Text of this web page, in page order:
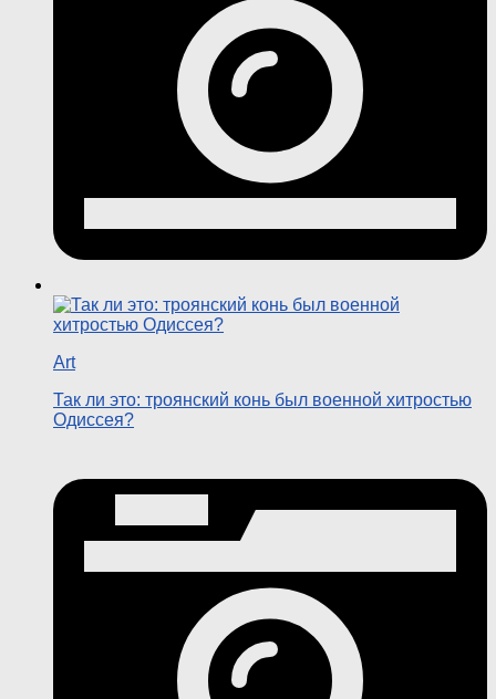
Art
Так ли это: троянский конь был военной хитростью
Одиссея?